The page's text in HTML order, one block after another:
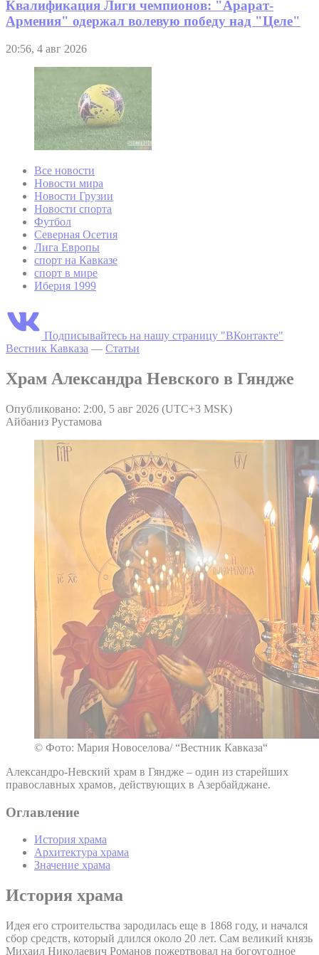
Квалификация Лиги чемпионов: "Арарат-
Армения" одержал волевую победу над "Целе"
20:56, 4 авг 2026
Все новости
Новости мира
Новости Грузии
Новости спорта
Футбол
Северная Осетия
Лига Европы
спорт на Кавказе
спорт в мире
Иберия 1999
Подписывайтесь на нашу страницу "ВКонтакте"
Вестник Кавказа — Статьи
Храм Александра Невского в Гяндже
Опубликовано: 2:00, 5 авг 2026 (UTC+3 MSK)
Айбаниз Рустамова
© Фото: Мария Новоселова/ “Вестник Кавказа“
Александро-Невский храм в Гяндже – один из старейших
православных храмов, действующих в Азербайджане.
Оглавление
История храма
Архитектура храма
Значение храма
История храма
Идея его строительства зародилась еще в 1868 году, и начался
сбор средств, который длился около 20 лет. Сам великий князь
Михаил Николаевич Романов пожертвовал на богоугодное